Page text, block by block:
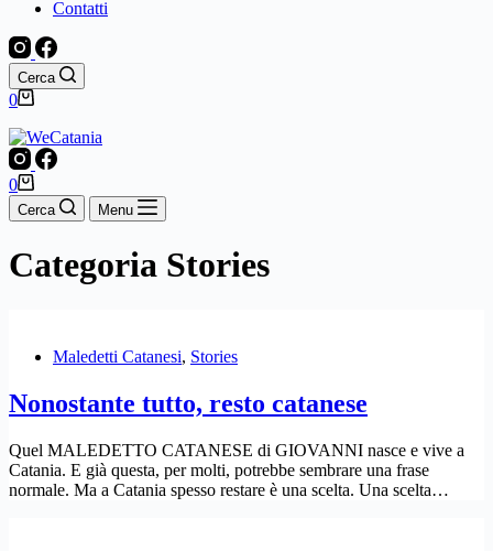
Contatti
Cerca
Carrello
0
Carrello
0
Cerca Menu
Categoria Stories
Maledetti Catanesi, Stories
Nonostante tutto, resto catanese
Quel MALEDETTO CATANESE di GIOVANNI nasce e vive a
Catania. E già questa, per molti, potrebbe sembrare una frase
normale. Ma a Catania spesso restare è una scelta. Una scelta…